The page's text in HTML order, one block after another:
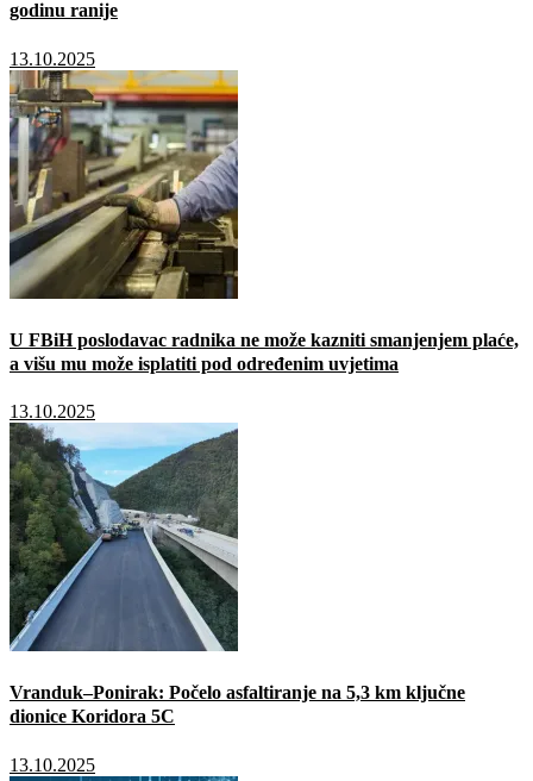
godinu ranije
13.10.2025
U FBiH poslodavac radnika ne može kazniti smanjenjem plaće,
a višu mu može isplatiti pod određenim uvjetima
13.10.2025
Vranduk–Ponirak: Počelo asfaltiranje na 5,3 km ključne
dionice Koridora 5C
13.10.2025